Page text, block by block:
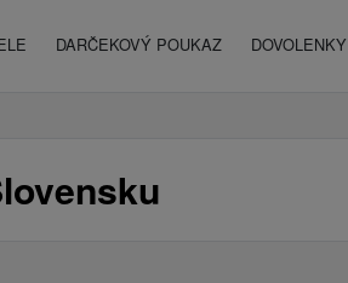
DARČEKOVÝ POUKAZ